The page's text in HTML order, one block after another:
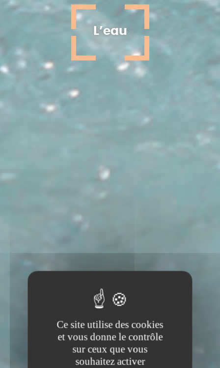
Ce site utilise des cookies
et vous donne le contrôle
sur ceux que vous
souhaitez activer
L’eau